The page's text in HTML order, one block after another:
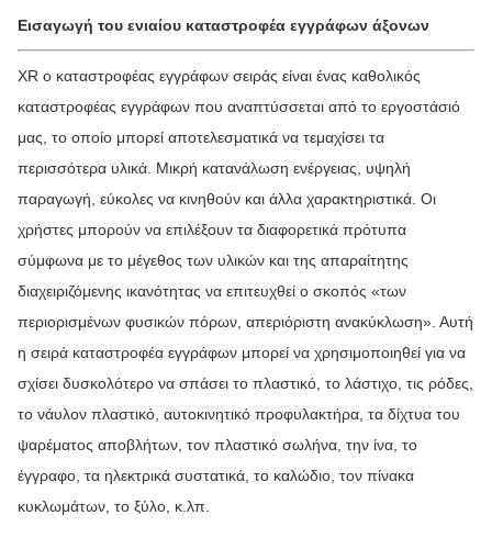
Εισαγωγή του ενιαίου καταστροφέα εγγράφων άξονων
XR ο καταστροφέας εγγράφων σειράς είναι ένας καθολικός
καταστροφέας εγγράφων που αναπτύσσεται από το εργοστάσιό
μας, το οποίο μπορεί αποτελεσματικά να τεμαχίσει τα
περισσότερα υλικά. Μικρή κατανάλωση ενέργειας, υψηλή
παραγωγή, εύκολες να κινηθούν και άλλα χαρακτηριστικά. Οι
χρήστες μπορούν να επιλέξουν τα διαφορετικά πρότυπα
σύμφωνα με το μέγεθος των υλικών και της απαραίτητης
διαχειριζόμενης ικανότητας να επιτευχθεί ο σκοπός «των
περιορισμένων φυσικών πόρων, απεριόριστη ανακύκλωση». Αυτή
η σειρά καταστροφέα εγγράφων μπορεί να χρησιμοποιηθεί για να
σχίσει δυσκολότερο να σπάσει το πλαστικό, το λάστιχο, τις ρόδες,
το νάυλον πλαστικό, αυτοκινητικό προφυλακτήρα, τα δίχτυα του
ψαρέματος αποβλήτων, τον πλαστικό σωλήνα, την ίνα, το
έγγραφο, τα ηλεκτρικά συστατικά, το καλώδιο, τον πίνακα
κυκλωμάτων, το ξύλο, κ.λπ.